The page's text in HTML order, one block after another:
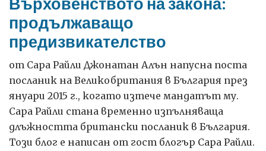
продължаващо
предизвикателство
от Сара Райли Джонатан Алън напусна поста
посланик на Великобритания в България през
януари 2015 г., когато изтече мандатът му.
Сара Райли стана временно изпълняваща
длъжността британски посланик в България.
Този блог е написан от гост блогър Сара Райли.